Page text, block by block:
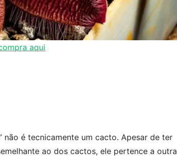
aqui
não é tecnicamente um cacto. Apesar de ter
ao dos cactos, ele pertence a outra